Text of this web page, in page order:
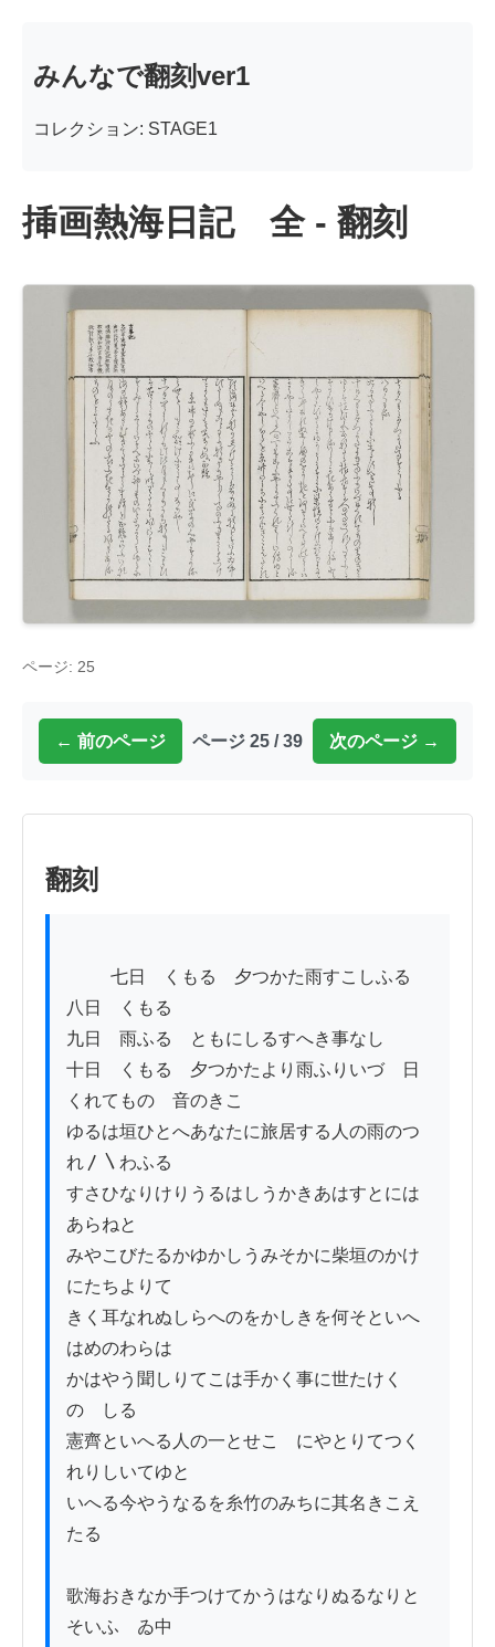
みんなで翻刻ver1
コレクション: STAGE1
挿画熱海日記 全 - 翻刻
ページ: 25
← 前のページ ページ 25 / 39 次のページ →
翻刻
八日　くもる
九日　雨ふる　ともにしるすへき事なし
十日　くもる　夕つかたより雨ふりいづ　日
くれてものゝ音のきこ
ゆるは垣ひとへあなたに旅居する人の雨のつ
れ〳〵わふる
すさひなりけりうるはしうかきあはすとには
あらねと
みやこびたるかゆかしうみそかに柴垣のかけ
にたちよりて
きく耳なれぬしらへのをかしきを何そといへ
はめのわらは
かはやう聞しりてこは手かく事に世たけく
のゝしる
憲齊といへる人の一とせこゝにやとりてつく
れりしいてゆと
いへる今やうなるを糸竹のみちに其名きこえ
たる
歌海おきなか手つけてかうはなりぬるなりと
そいふ　ゐ中